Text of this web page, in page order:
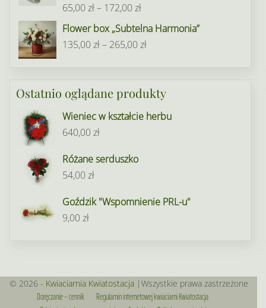
179,00 zł
65,00zł– 172,00złZakres
cen:
od
172,00 zł
Flower box „Subtelna Harmonia”
135,00zł– 265,00złZakres
135,00 zł
265,00 zł
Ostatnio oglądane produkty
Wieniec w kształcie herbu
640,00zł
Różane serduszko
54,00zł
Goździk "Wspomnienie PRL-u"
9,00zł
© 2026 - Kwiaciarnia Kwiatostacja|Wszystkie prawa zastrzeżone
Doręczanie – cennik
Regulamin internetowej kwiaciarni Kwiatostacja